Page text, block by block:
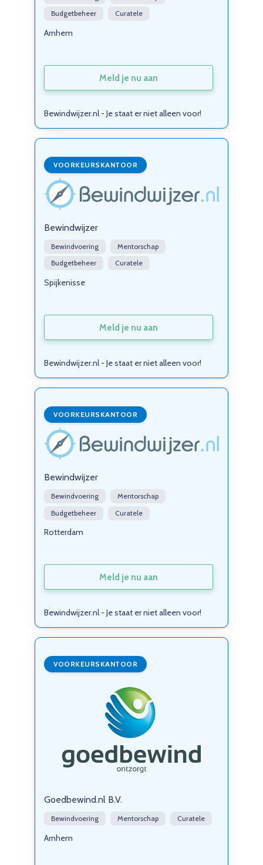
Budgetbeheer
Curatele
Arnhem
Meld je nu aan
Bewindwijzer.nl - Je staat er niet alleen voor!
VOORKEURSKANTOOR
Bewindwijzer
Bewindvoering
Mentorschap
Budgetbeheer
Curatele
Spijkenisse
Meld je nu aan
Bewindwijzer.nl - Je staat er niet alleen voor!
VOORKEURSKANTOOR
Bewindwijzer
Bewindvoering
Mentorschap
Budgetbeheer
Curatele
Rotterdam
Meld je nu aan
Bewindwijzer.nl - Je staat er niet alleen voor!
VOORKEURSKANTOOR
Goedbewind.nl B.V.
Bewindvoering Mentorschap Curatele
Arnhem